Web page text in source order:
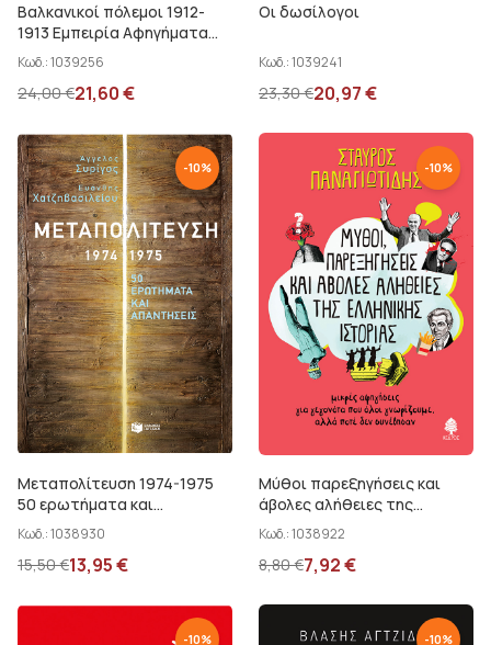
Βαλκανικοί πόλεμοι 1912-
1913 Εμπειρία Αφηγήματα
Διεκδίκηση της Μνήμης
Κωδ.:1039256
24,00€21,60€
Οι δωσίλογοι
Κωδ.:1039241
23,30€20,97€
-10%
Μεταπολίτευση 1974-1975
50 ερωτήματα και
απαντήσεις
Κωδ.:1038930
15,50€13,95€
-10%
Μύθοι παρεξηγήσεις και
άβολες αλήθειες της
ελληνικής ιστορίας
Κωδ.:1038922
8,80€7,92€
-10% -10%